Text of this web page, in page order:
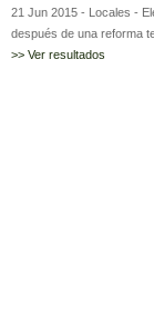
21 Jun 2015 - Locales -
después de una reforma
>> Ver resultados